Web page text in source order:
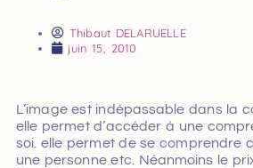
Thibaut DELARUELLE
juin 15, 2010
L’image est indépassable dans la
elle permet d’accéder à une
soi. elle permet de se comprendre
une personne etc. Néanmoins le